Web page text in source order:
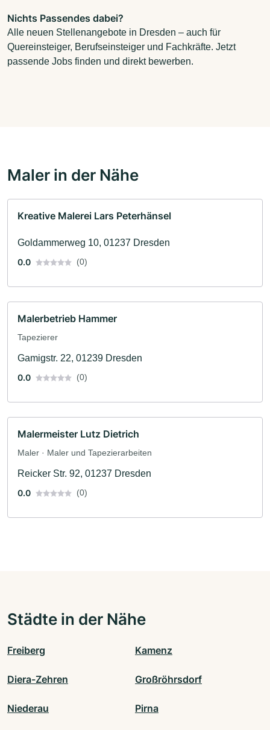
Nichts Passendes dabei?
Alle neuen Stellenangebote in Dresden – auch für
Quereinsteiger, Berufseinsteiger und Fachkräfte. Jetzt
passende Jobs finden und direkt bewerben.
Maler in der Nähe
Kreative Malerei Lars Peterhänsel
Goldammerweg 10, 01237 Dresden
0.0
(0)
Malerbetrieb Hammer
Tapezierer
Gamigstr. 22, 01239 Dresden
0.0
(0)
Malermeister Lutz Dietrich
Maler · Maler und Tapezierarbeiten
Reicker Str. 92, 01237 Dresden
0.0
(0)
Städte in der Nähe
Freiberg Kamenz
Diera-Zehren Großröhrsdorf
Niederau Pirna